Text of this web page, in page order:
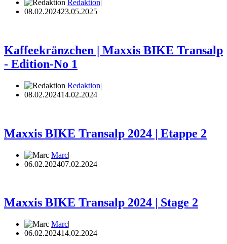
Redaktion
08.02.202423.05.2025
Kaffeekränzchen | Maxxis BIKE Transalp
- Edition-No 1
Redaktion
08.02.202414.02.2024
Maxxis BIKE Transalp 2024 | Etappe 2
Marc
06.02.202407.02.2024
Maxxis BIKE Transalp 2024 | Stage 2
Marc
06.02.202414.02.2024